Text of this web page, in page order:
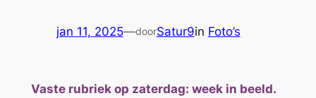
jan 11, 2025—doorSatur9in Foto’s
Vaste rubriek op zaterdag: week in beeld.